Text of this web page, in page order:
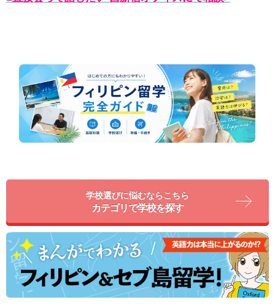
学校選びに悩むならこちら
カテゴリで学校を探す